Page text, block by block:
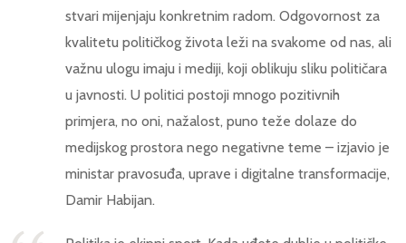
stvari mijenjaju konkretnim radom. Odgovornost za
kvalitetu političkog života leži na svakome od nas, ali
važnu ulogu imaju i mediji, koji oblikuju sliku političara
u javnosti. U politici postoji mnogo pozitivnih
primjera, no oni, nažalost, puno teže dolaze do
medijskog prostora nego negativne teme – izjavio je
ministar pravosuđa, uprave i digitalne transformacije,
Damir Habijan.